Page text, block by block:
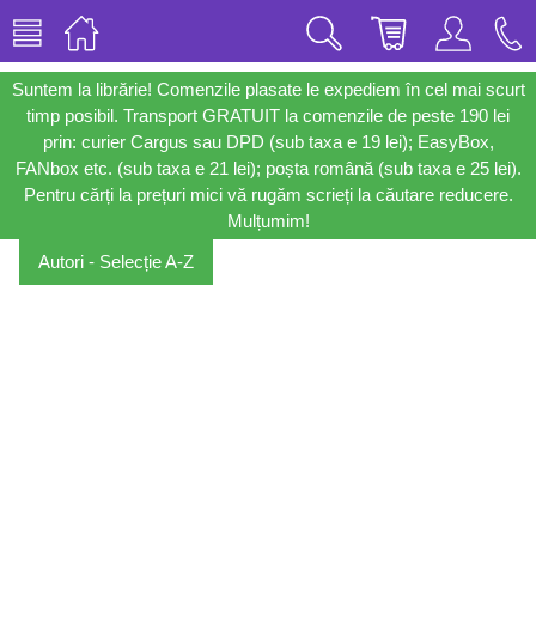
Suntem la librărie! Comenzile plasate le expediem în cel mai scurt
timp posibil. Transport GRATUIT la comenzile de peste 190 lei
prin: curier Cargus sau DPD (sub taxa e 19 lei); EasyBox,
FANbox etc. (sub taxa e 21 lei); poșta română (sub taxa e 25 lei).
Pentru cărți la prețuri mici vă rugăm scrieți la căutare reducere.
Mulțumim!
Autori - Selecție A-Z